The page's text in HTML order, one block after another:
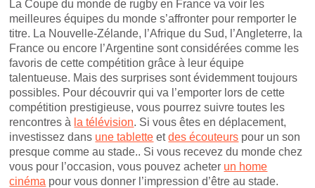
La Coupe du monde de rugby en France va voir les
meilleures équipes du monde s’affronter pour remporter le
titre. La Nouvelle-Zélande, l’Afrique du Sud, l’Angleterre, la
France ou encore l’Argentine sont considérées comme les
favoris de cette compétition grâce à leur équipe
talentueuse. Mais des surprises sont évidemment toujours
possibles. Pour découvrir qui va l’emporter lors de cette
compétition prestigieuse, vous pourrez suivre toutes les
rencontres à la télévision. Si vous êtes en déplacement,
investissez dans une tablette etdes écouteurs pour un son
presque comme au stade.. Si vous recevez du monde chez
vous pour l’occasion, vous pouvez acheter un home
cinéma pour vous donner l’impression d’être au stade.